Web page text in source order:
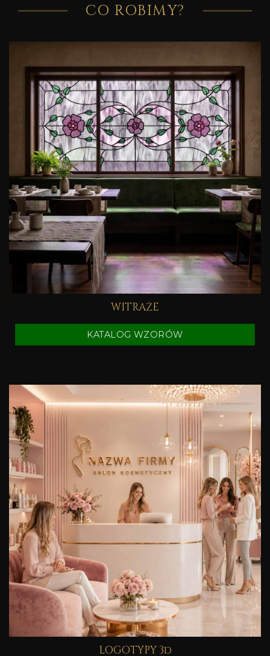
CO ROBIMY?
WITRAŻE
KATALOG WZORÓW
LOGOTYPY 3d